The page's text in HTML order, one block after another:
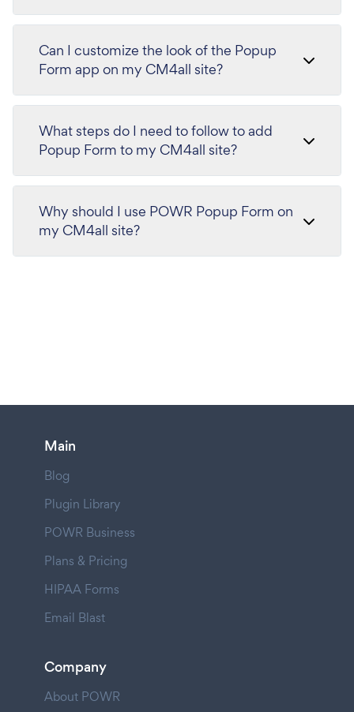
Can I customize the look of the Popup
Form app on my CM4all site?
What steps do I need to follow to add
Popup Form to my CM4all site?
Why should I use POWR Popup Form on
my CM4all site?
Main
Blog
Plugin Library
POWR Business
Plans & Pricing
HIPAA Forms
Email Blast
Company
About POWR